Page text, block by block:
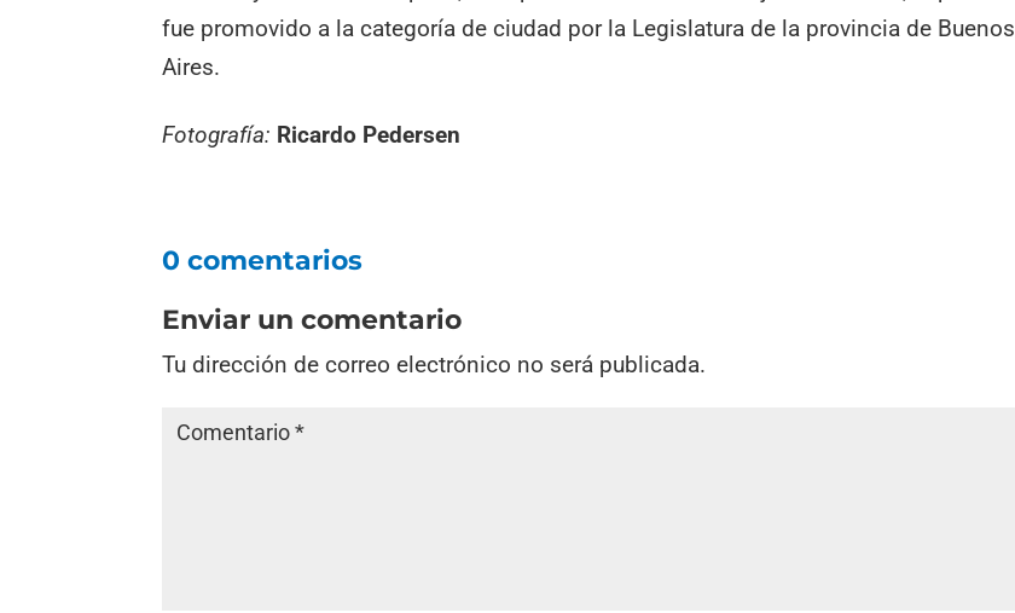
fue promovido a la categoría de ciudad por la Legislatura de la provincia de Buenos
Aires.
Fotografía: Ricardo Pedersen
0 comentarios
Enviar un comentario
Tu dirección de correo electrónico no será publicada.